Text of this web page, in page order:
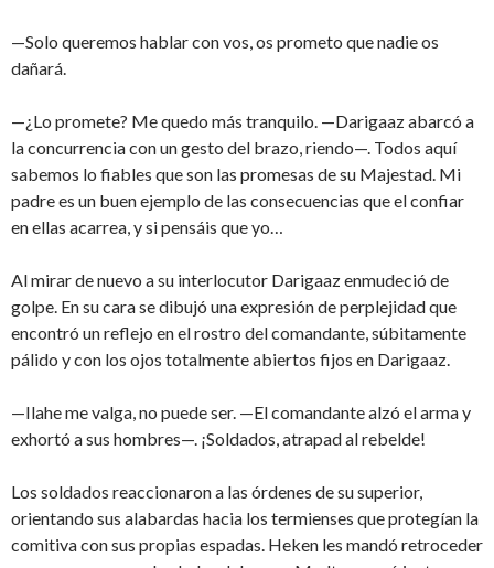
—Solo queremos hablar con vos, os prometo que nadie os
dañará.
—¿Lo promete? Me quedo más tranquilo. —Darigaaz abarcó a
la concurrencia con un gesto del brazo, riendo—. Todos aquí
sabemos lo fiables que son las promesas de su Majestad. Mi
padre es un buen ejemplo de las consecuencias que el confiar
en ellas acarrea, y si pensáis que yo…
Al mirar de nuevo a su interlocutor Darigaaz enmudeció de
golpe. En su cara se dibujó una expresión de perplejidad que
encontró un reflejo en el rostro del comandante, súbitamente
pálido y con los ojos totalmente abiertos fijos en Darigaaz.
—Ilahe me valga, no puede ser. —El comandante alzó el arma y
exhortó a sus hombres—. ¡Soldados, atrapad al rebelde!
Los soldados reaccionaron a las órdenes de su superior,
orientando sus alabardas hacia los termienses que protegían la
comitiva con sus propias espadas. Heken les mandó retroceder